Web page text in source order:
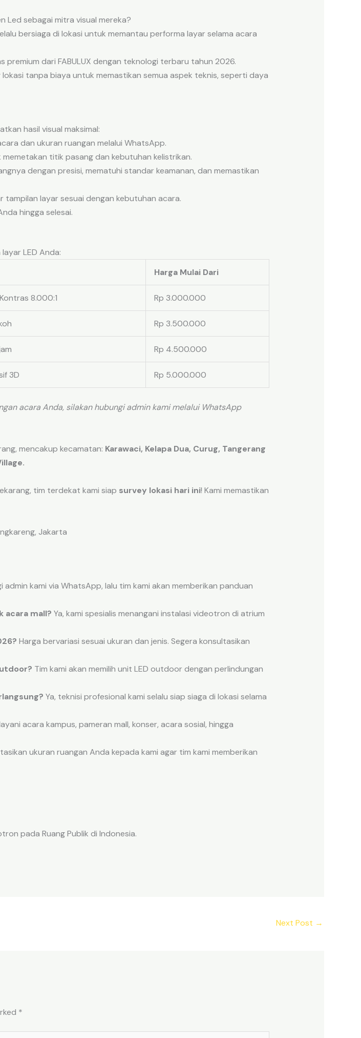
Led sebagai mitra visual mereka?
bersiaga di lokasi untuk memantau performa layar selama acara
premium dari FABULUX dengan teknologi terbaru tahun 2026.
lokasi tanpa biaya untuk memastikan semua aspek teknis, seperti daya
hasil visual maksimal:
dan ukuran ruangan melalui WhatsApp.
titik pasang dan kebutuhan kelistrikan.
dengan presisi, mematuhi standar keamanan, dan memastikan
tampilan layar sesuai dengan kebutuhan acara.
hingga selesai.
LED Anda:
Harga Mulai Dari
8.000:1 Rp 3.000.000
Rp 3.500.000
Rp 4.500.000
3D Rp 5.000.000
acara Anda, silakan hubungi admin kami melalui WhatsApp
mencakup kecamatan: Karawaci, Kelapa Dua, Curug, Tangerang
tim terdekat kami siap survey lokasi hari ini! Kami memastikan
Jakarta
admin kami via WhatsApp, lalu tim kami akan memberikan panduan
acara mall? Ya, kami spesialis menangani instalasi videotron di atrium
Harga bervariasi sesuai ukuran dan jenis. Segera konsultasikan
Tim kami akan memilih unit LED outdoor dengan perlindungan
Ya, teknisi profesional kami selalu siap siaga di lokasi selama
acara kampus, pameran mall, konser, acara sosial, hingga
ukuran ruangan Anda kepada kami agar tim kami memberikan
pada Ruang Publik di Indonesia.
Next Post →
*